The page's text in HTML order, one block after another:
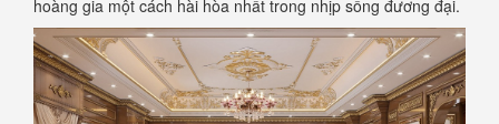
hoàng gia một cách hài hòa nhất trong nhịp sống đương đại.